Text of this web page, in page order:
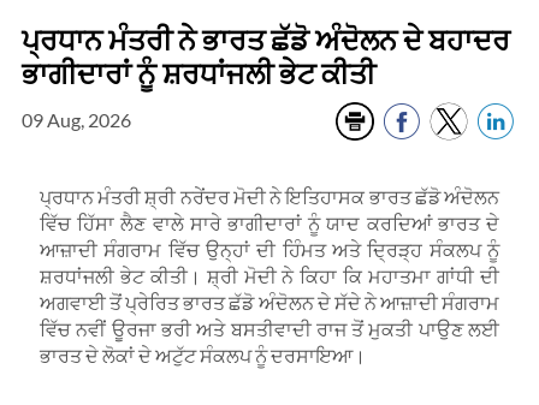
ਪ੍ਰਧਾਨ ਮੰਤਰੀ ਨੇ ਭਾਰਤ ਛੱਡੋ ਅੰਦੋਲਨ ਦੇ ਬਹਾਦਰ
ਭਾਗੀਦਾਰਾਂ ਨੂੰ ਸ਼ਰਧਾਂਜਲੀ ਭੇਟ ਕੀਤੀ
09 Aug, 2026
ਪ੍ਰਧਾਨ ਮੰਤਰੀ ਸ਼੍ਰੀ ਨਰੇਂਦਰ ਮੋਦੀ ਨੇ ਇਤਿਹਾਸਕ ਭਾਰਤ ਛੱਡੋ ਅੰਦੋਲਨ
ਵਿੱਚ ਹਿੱਸਾ ਲੈਣ ਵਾਲੇ ਸਾਰੇ ਭਾਗੀਦਾਰਾਂ ਨੂੰ ਯਾਦ ਕਰਦਿਆਂ ਭਾਰਤ ਦੇ
ਆਜ਼ਾਦੀ ਸੰਗਰਾਮ ਵਿੱਚ ਉਨ੍ਹਾਂ ਦੀ ਹਿੰਮਤ ਅਤੇ ਦ੍ਰਿੜ੍ਹ ਸੰਕਲਪ ਨੂੰ
ਸ਼ਰਧਾਂਜਲੀ ਭੇਟ ਕੀਤੀ। ਸ਼੍ਰੀ ਮੋਦੀ ਨੇ ਕਿਹਾ ਕਿ ਮਹਾਤਮਾ ਗਾਂਧੀ ਦੀ
ਅਗਵਾਈ ਤੋਂ ਪ੍ਰੇਰਿਤ ਭਾਰਤ ਛੱਡੋ ਅੰਦੋਲਨ ਦੇ ਸੱਦੇ ਨੇ ਆਜ਼ਾਦੀ ਸੰਗਰਾਮ
ਵਿੱਚ ਨਵੀਂ ਊਰਜਾ ਭਰੀ ਅਤੇ ਬਸਤੀਵਾਦੀ ਰਾਜ ਤੋਂ ਮੁਕਤੀ ਪਾਉਣ ਲਈ
ਭਾਰਤ ਦੇ ਲੋਕਾਂ ਦੇ ਅਟੁੱਟ ਸੰਕਲਪ ਨੂੰ ਦਰਸਾਇਆ।